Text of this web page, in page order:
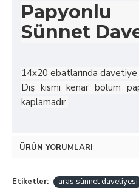
Sünnet
14x20 ebatlarında davetiye
Dış kısmı kenar bölüm
kaplamadır.
ÜRÜN YORUMLARI
Etiketler: aras sünnet davetiyesi